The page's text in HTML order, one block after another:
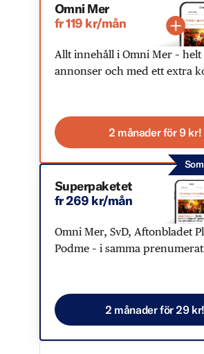
Omni Mer
fr 119 kr/mån
Allt innehåll i Omni Mer – helt
annonser och med ett extra
2 månader för 9 kr!
Superpaketet
fr 269 kr/mån
Omni Mer, SvD, Aftonbladet
Podme – i samma
2 månader för 29 kr!